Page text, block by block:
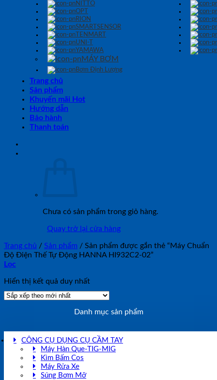
NITTO
OPT
RION
SMARTSENSOR
TENMART
UNI-T
YAMAWA
MÁY BƠM
Bơm Định Lượng
Trang chủ
Sản phẩm
Khuyến mãi Hot
Hướng dẫn
Bảo hành
Thanh toán
Chưa có sản phẩm trong giỏ hàng.
Quay trở lại cửa hàng
Trang chủ / Sản phẩm / Sản phẩm được gắn thẻ “Máy Chuẩn
Độ Điện Thế Tự Động HANNA HI932C2-02”
Lọc
Hiển thị kết quả duy nhất
Danh mục sản phẩm
CÔNG CỤ DỤNG CỤ CẦM TAY
Máy Hàn Que-TIG-MIG
Kìm Bấm Cos
Máy Rửa Xe
Súng Bơm Mỡ